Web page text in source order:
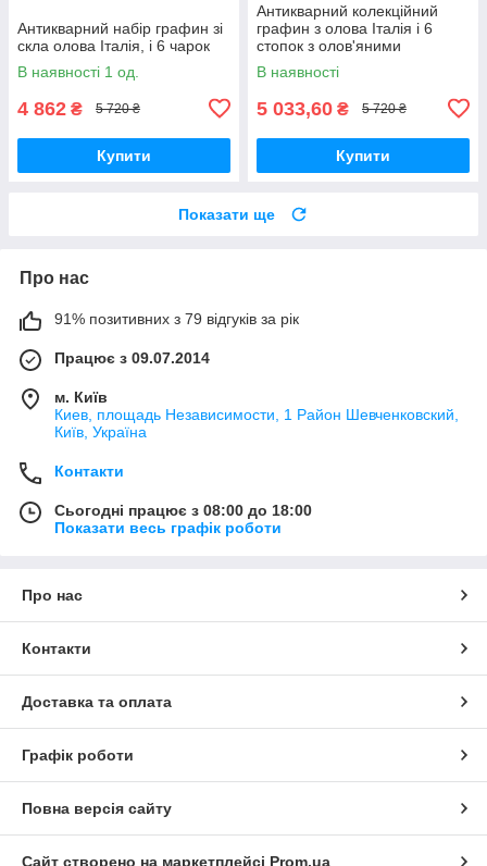
Антикварний набір графин зі
скла олова Італія, і 6 чарок
В наявності 1 од.
4 862 ₴ 5 720 ₴
Купити
Антикварний колекційний
графин з олова Італія і 6
стопок з олов'яними
медалями
В наявності
5 033,60 ₴ 5 720 ₴
Купити
Показати ще
Про нас
91% позитивних з 79 відгуків за рік
Працює з 09.07.2014
м. Київ
Киев, площадь Независимости, 1 Район Шевченковский,
Київ, Україна
Контакти
Сьогодні працює з 08:00 до 18:00
Показати весь графік роботи
Про нас
Контакти
Доставка та оплата
Графік роботи
Повна версія сайту
Сайт створено на маркетплейсі Prom.ua